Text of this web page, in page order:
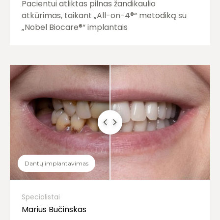
Pacientui atliktas pilnas žandikaulio
atkūrimas, taikant „All-on-4®“ metodiką su
„Nobel Biocare®“ implantais
Dantų implantavimas
Specialistai
Marius Bučinskas